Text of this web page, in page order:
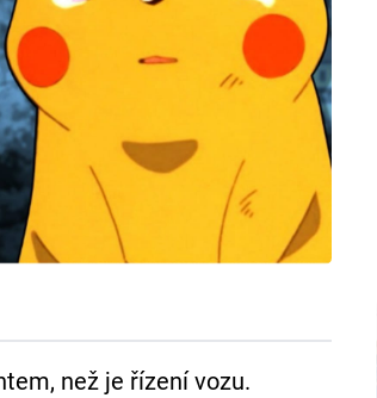
než je řízení vozu.